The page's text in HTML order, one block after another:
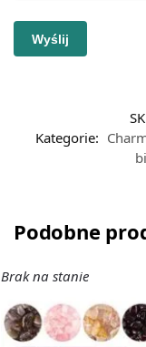
Kategorie:
Podobne
Brak na stanie